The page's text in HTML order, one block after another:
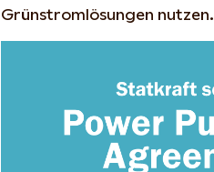
Grünstromlösungen nutzen.